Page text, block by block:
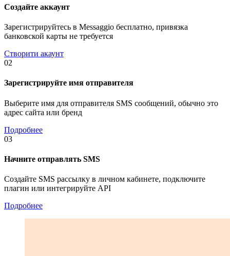
Создайте аккаунт
Зарегистрируйтесь в Messaggio бесплатно, привязка
банковской карты не требуется
Створити акаунт
02
Зарегистрируйте имя отправителя
Выберите имя для отправителя SMS сообщений, обычно это
адрес сайта или бренд
Подробнее
03
Начните отправлять SMS
Создайте SMS рассылку в личном кабинете, подключите
плагин или интегрируйте API
Подробнее